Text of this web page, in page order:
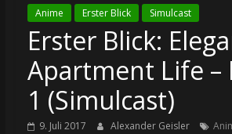
Anime Erster Blick Simulcast
Erster Blick:
Apartment Life –
1 (Simulcast)
9. Juli 2017 Alexander Geisler